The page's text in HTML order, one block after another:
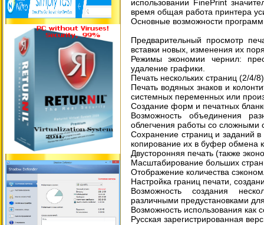
использовании FinePrint
время общая работа принтера
Основные возможности
Предварительный просмотр
вставки новых, изменения их
Режимы экономии чернил:
удаление графики.
Печать нескольких страниц (2/4/
Печать водяных знаков и
системных переменных или
Создание форм и печатных
Возможность объединения
облегчения работы со сложными
Сохранение страниц и
копирование их в буфер обмена
Двусторонняя печать (также
Масштабирование больших
Отображение количества
Настройка границ печати,
Возможность создания
различными предустановками
Возможность использования как
Русская зарегистрированная